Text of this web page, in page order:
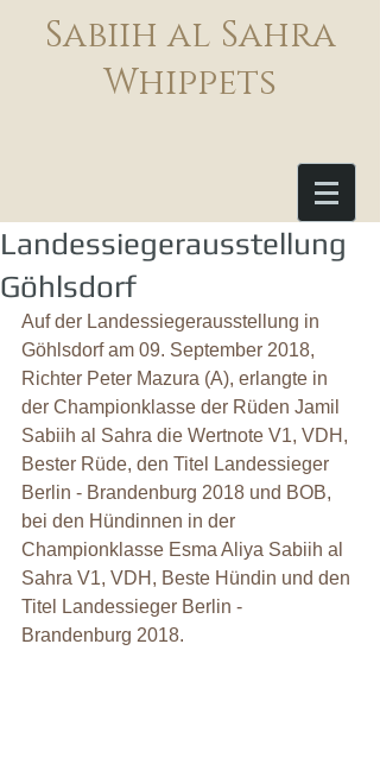
Sabiih al Sahra
Whippets
Landessiegerausstellung
Göhlsdorf
Auf der Landessiegerausstellung in
Göhlsdorf am 09. September 2018,
Richter Peter Mazura (A), erlangte in
der Championklasse der Rüden Jamil
Sabiih al Sahra die Wertnote V1, VDH,
Bester Rüde, den Titel Landessieger
Berlin - Brandenburg 2018 und BOB,
bei den Hündinnen in der
Championklasse Esma Aliya Sabiih al
Sahra V1, VDH, Beste Hündin und den
Titel Landessieger Berlin -
Brandenburg 2018.